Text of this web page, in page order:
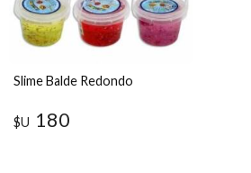
Slime Balde Redondo
$U 180